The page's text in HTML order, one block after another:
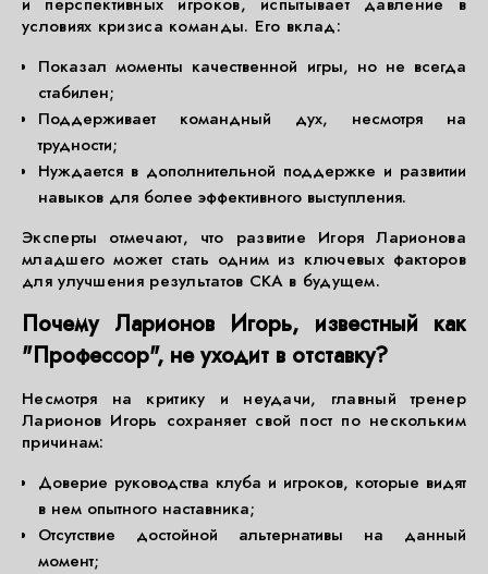
условиях кризиса команды. Его вклад:
Показал моменты качественной игры, но не всегда
стабилен;
Поддерживает командный дух, несмотря на
трудности;
Нуждается в дополнительной поддержке и развитии
навыков для более эффективного выступления.
Эксперты отмечают, что развитие Игоря Ларионова
младшего может стать одним из ключевых факторов
для улучшения результатов СКА в будущем.
Почему Ларионов Игорь, известный как
"Профессор", не уходит в отставку?
Несмотря на критику и неудачи, главный тренер
Ларионов Игорь сохраняет свой пост по нескольким
причинам:
Доверие руководства клуба и игроков, которые видят
в нем опытного наставника;
Отсутствие достойной альтернативы на данный
момент;